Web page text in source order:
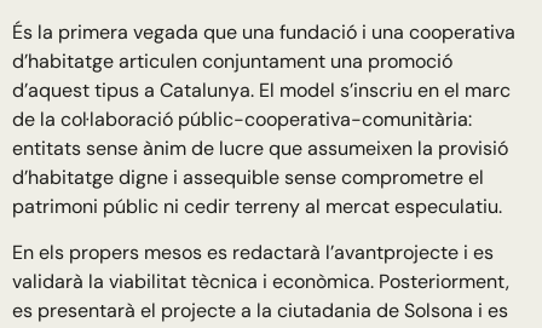
És la primera vegada que una fundació i una cooperativa
d’habitatge articulen conjuntament una promoció
d’aquest tipus a Catalunya. El model s’inscriu en el marc
de la col·laboració públic-cooperativa-comunitària:
entitats sense ànim de lucre que assumeixen la provisió
d’habitatge digne i assequible sense comprometre el
patrimoni públic ni cedir terreny al mercat especulatiu.
En els propers mesos es redactarà l’avantprojecte i es
validarà la viabilitat tècnica i econòmica. Posteriorment,
es presentarà el projecte a la ciutadania de Solsona i es